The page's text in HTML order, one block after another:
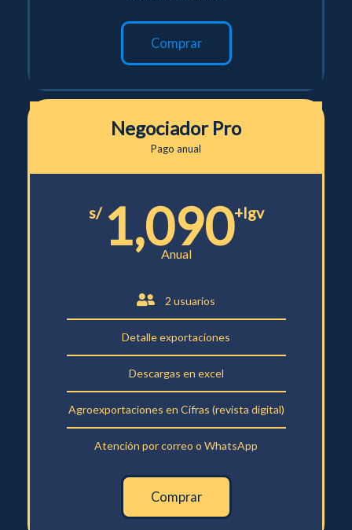
Comprar
Negociador Pro
Pago anual
s/ 1,090+Igv
Anual
2 usuarios
Detalle exportaciones
Descargas en excel
Agroexportaciones en Cifras (revista digital)
Atención por correo o WhatsApp
Comprar